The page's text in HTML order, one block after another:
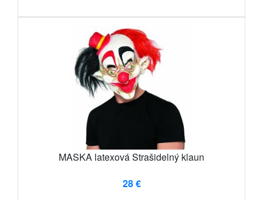
MASKA latexová Strašidelný klaun
28 €